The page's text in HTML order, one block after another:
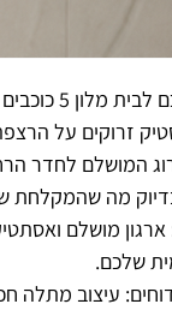
לקדוח חור אחד בקיר!
זרוקים על
המושלם לחדר
מה שהמקלחת
מושלם
שלכם.
עיצוב מתלה